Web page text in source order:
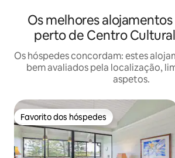
Os melhores
perto de Centro
Os hóspedes concordam: estes
bem avaliados pela localização,
aspetos.
Favorito dos hóspedes
Favorito dos hóspedes